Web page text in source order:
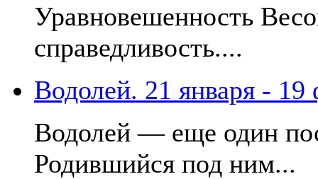
Уравновешенность
справедливость....
Водолей. 21 января - 19
Водолей — еще один
Родившийся под ним...